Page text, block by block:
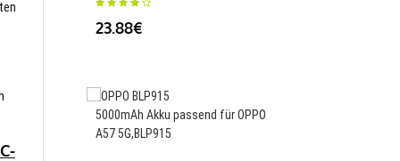
23.88€
5000mAh Akku passend für OPPO
A57 5G,BLP915